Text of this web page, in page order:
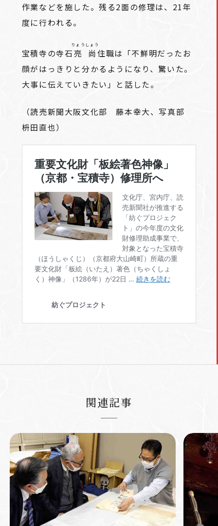
作業などを施した。残る2面の修理は、21年
度に行われる。
宝積寺の寺石亮尚
りょうしょう
住職は「不鮮明だったお
顔がはっきりと分かるようになり、驚いた。
大事に伝えていきたい」と話した。
（読売新聞大阪文化部 藤本幸大、写真部
枡田直也）
関連記事